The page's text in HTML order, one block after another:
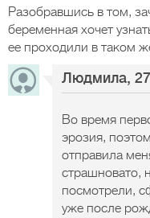
Разобравшись в том,
беременная хочет
ее проходили в таком
Людмила, 27
Во время
эрозия,
отправила
страшновато,
посмотрели,
уже после